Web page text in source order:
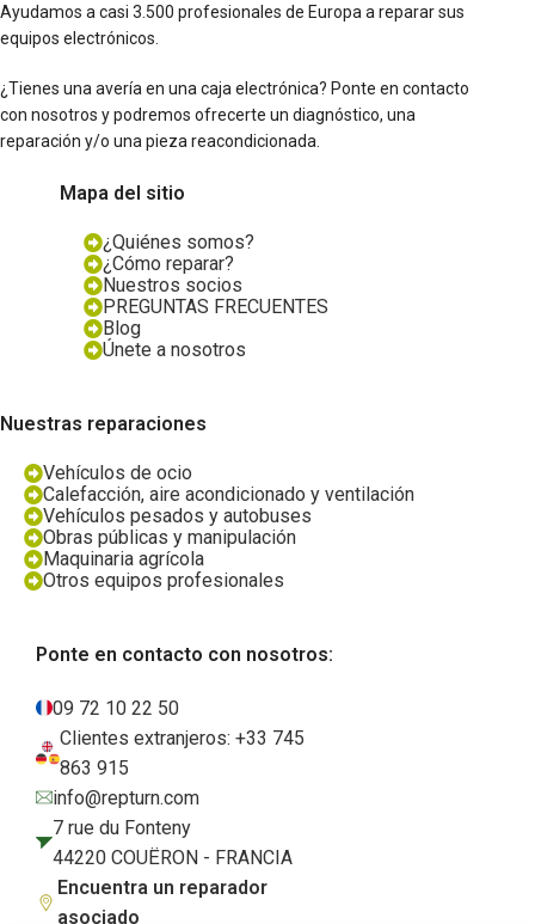
Ayudamos a casi 3.500 profesionales de Europa a reparar sus
equipos electrónicos.
¿Tienes una avería en una caja electrónica? Ponte en contacto
con nosotros y podremos ofrecerte un diagnóstico, una
reparación y/o una pieza reacondicionada.
Mapa del sitio
¿Quiénes somos?
¿Cómo reparar?
Nuestros socios
PREGUNTAS FRECUENTES
Blog
Únete a nosotros
Nuestras reparaciones
Vehículos de ocio
Calefacción, aire acondicionado y ventilación
Vehículos pesados y autobuses
Obras públicas y manipulación
Maquinaria agrícola
Otros equipos profesionales
Ponte en contacto con nosotros:
09 72 10 22 50
Clientes extranjeros: +33 745
863 915
info@repturn.com
7 rue du Fonteny
44220 COUËRON - FRANCIA
Encuentra un reparador
asociado